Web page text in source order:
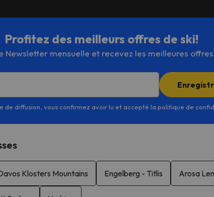
Profitez des meilleurs offres de ski!
Newsletter mensuelle et recevez les meilleures
de diffusion, vous confirmez avoir lu et accepté la politique de
Klosters Mountains Engelberg - Titlis Arosa